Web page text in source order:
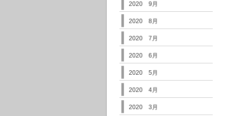
2020 9月
2020 8月
2020 7月
2020 6月
2020 5月
2020 4月
2020 3月